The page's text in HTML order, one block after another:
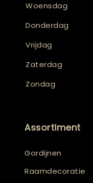
Woensdag
Donderdag
Vrijdag
Zaterdag
Zondag
Assortiment
Gordijnen
Raamdecoratie